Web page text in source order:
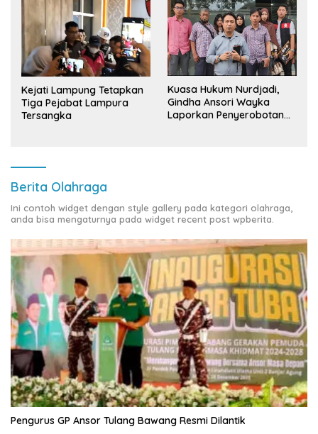
Kejati Lampung Tetapkan
Tiga Pejabat Lampura
Tersangka
Kuasa Hukum Nurdjadi,
Gindha Ansori Wayka
Laporkan Penyerobotan
Berita Olahraga
Ini contoh widget dengan style gallery pada kategori olahraga,
anda bisa mengaturnya pada widget recent post wpberita.
Pengurus GP Ansor Tulang Bawang Resmi Dilantik